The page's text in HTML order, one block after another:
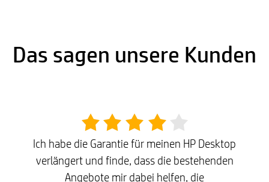
Das sagen unsere Kunden
Ich habe die Garantie für meinen HP Desktop
verlängert und finde, dass die bestehenden
Angebote mir dabei helfen, die